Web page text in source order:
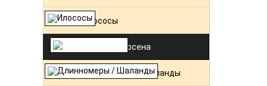
Илососы
Шпунт Ларсена
Длинномеры / Шаланды